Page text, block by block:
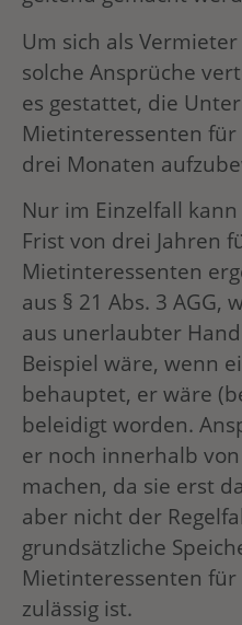
Um sich als
solche Ansprüche
es gestattet, die
Mietinteressenten
drei Monaten
Nur im Einzelfall
Frist von drei Jahren
Mietinteressenten
aus § 21 Abs. 3 AGG,
aus unerlaubter
Beispiel wäre, wenn
behauptet, er wäre
beleidigt worden.
er noch innerhalb
machen, da sie erst
aber nicht der
grundsätzliche
Mietinteressenten für
zulässig ist.